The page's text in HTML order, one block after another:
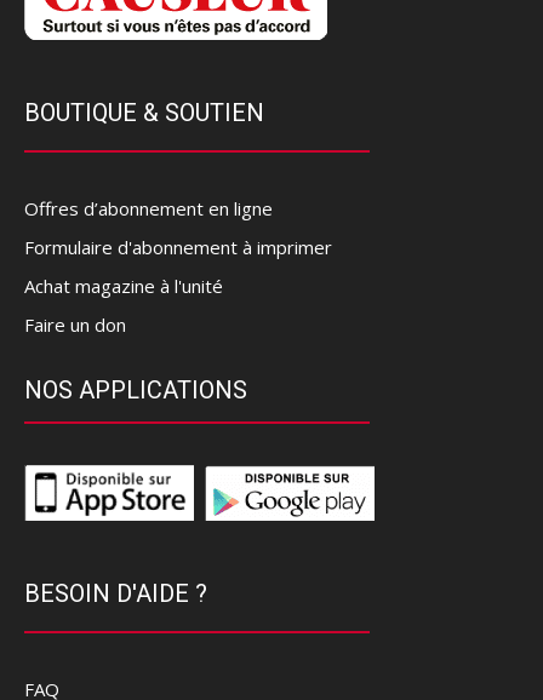
BOUTIQUE & SOUTIEN
Offres d’abonnement en ligne
Formulaire d'abonnement à imprimer
Achat magazine à l'unité
Faire un don
NOS APPLICATIONS
BESOIN D'AIDE ?
FAQ